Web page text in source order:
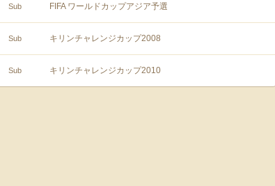
Sub FIFA ワールドカップアジア予選
Sub キリンチャレンジカップ2008
Sub キリンチャレンジカップ2010